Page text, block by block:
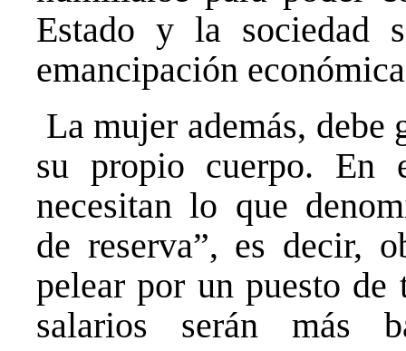
Estado y la sociedad
emancipación
La mujer además, debe
su propio cuerpo. En
necesitan lo que
de reserva”, es decir,
pelear por un puesto
salarios serán más